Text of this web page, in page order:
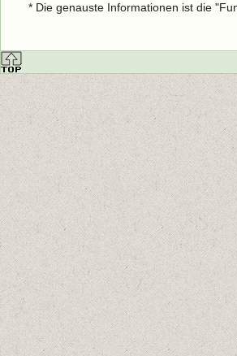
* Die genauste Informationen ist die